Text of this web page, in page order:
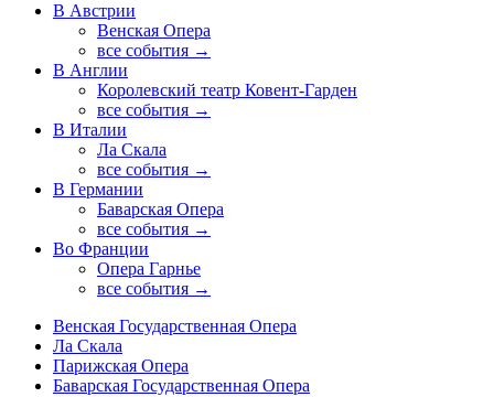
В Австрии
Венская Опера
все события →
В Англии
Королевский театр Ковент-Гарден
все события →
В Италии
Ла Скала
все события →
В Германии
Баварская Опера
все события →
Во Франции
Опера Гарнье
все события →
Венская Государственная Опера
Ла Скала
Парижская Опера
Баварская Государственная Опера